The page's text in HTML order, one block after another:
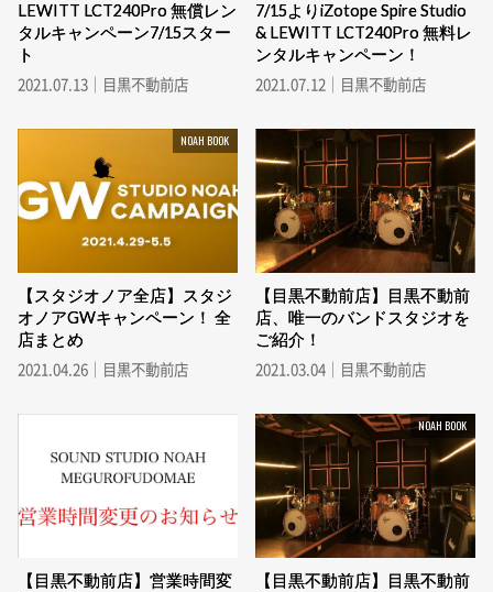
LEWITT LCT240Pro 無償レン
タルキャンペーン7/15スター
ト
2021.07.13｜目黒不動前店
7/15よりiZotope Spire Studio
& LEWITT LCT240Pro 無料レ
ンタルキャンペーン！
2021.07.12｜目黒不動前店
NOAH BOOK
【スタジオノア全店】スタジ
オノアGWキャンペーン！ 全
店まとめ
2021.04.26｜目黒不動前店
【目黒不動前店】目黒不動前
店、唯一のバンドスタジオを
ご紹介！
2021.03.04｜目黒不動前店
【目黒不動前店】営業時間変
NOAH BOOK
【目黒不動前店】目黒不動前